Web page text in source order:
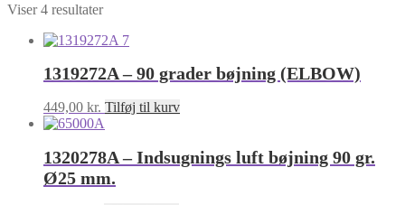
Viser 4 resultater
1319272A – 90 grader bøjning (ELBOW)
449,00 kr. Tilføj til kurv
1320278A – Indsugnings luft bøjning 90 gr.
Ø25 mm.